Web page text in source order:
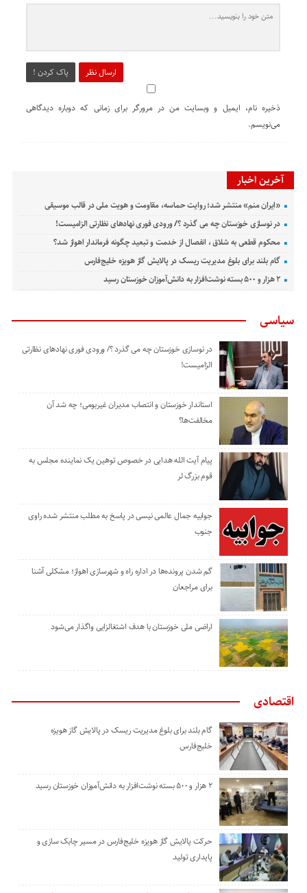
ارسال نظر پاک کردن !
ذخیره نام، ایمیل و وبسایت من در مرورگر برای زمانی که دوباره دیدگاهی
می‌نویسم.
آخرین اخبار
«ایران منم» منتشر شد؛ روایت حماسه، مقاومت و هویت ملی در قالب موسیقی
در نوسازی خوزستان چه می گذرد ؟/ ورودی فوری نهادهای نظارتی الزامیست!
محکوم قطعی به شلاق ، انفصال از خدمت و تبعید چگونه فرماندار اهواز شد؟
گام بلند برای بلوغ مدیریت ریسک در پالایش گاز هویزه خلیج‌فارس
۲ هزار و ۵۰۰ بسته نوشت‌افزار به دانش‌آموزان خوزستان رسید
سیاسی
در نوسازی خوزستان چه می گذرد ؟/ ورودی فوری نهادهای نظارتی
الزامیست!
استاندار خوزستان و انتصاب مدیران غیربومی؛ چه شد آن
مخالفت‌ها؟
پیام آیت الله هدایی در خصوص توهین یک نماینده مجلس به
قوم بزرگ لر
جوابیه جمال عالمی نیسی در پاسخ به مطلب منتشر شده راوی
جنوب
گم شدن پرونده‌ها در اداره راه و شهرسازی اهواز؛ مشکلی آشنا
برای مراجعان
اراضی ملی خوزستان با هدف اشتغالزایی واگذار می‌شود
اقتصادی
گام بلند برای بلوغ مدیریت ریسک در پالایش گاز هویزه
خلیج‌فارس
۲ هزار و ۵۰۰ بسته نوشت‌افزار به دانش‌آموزان خوزستان رسید
حرکت پالایش گاز هویزه خلیج‌فارس در مسیر چابک سازی و
پایداری تولید